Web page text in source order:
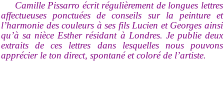
Camille Pissarro écrit régulièrement de longues lettres
affectueuses ponctuées de conseils sur la peinture et
l’harmonie des couleurs à ses fils Lucien et Georges ainsi
qu’à sa nièce Esther résidant à Londres. Je publie deux
extraits de ces lettres dans lesquelles nous pouvons
apprécier le ton direct, spontané et coloré de l’artiste.